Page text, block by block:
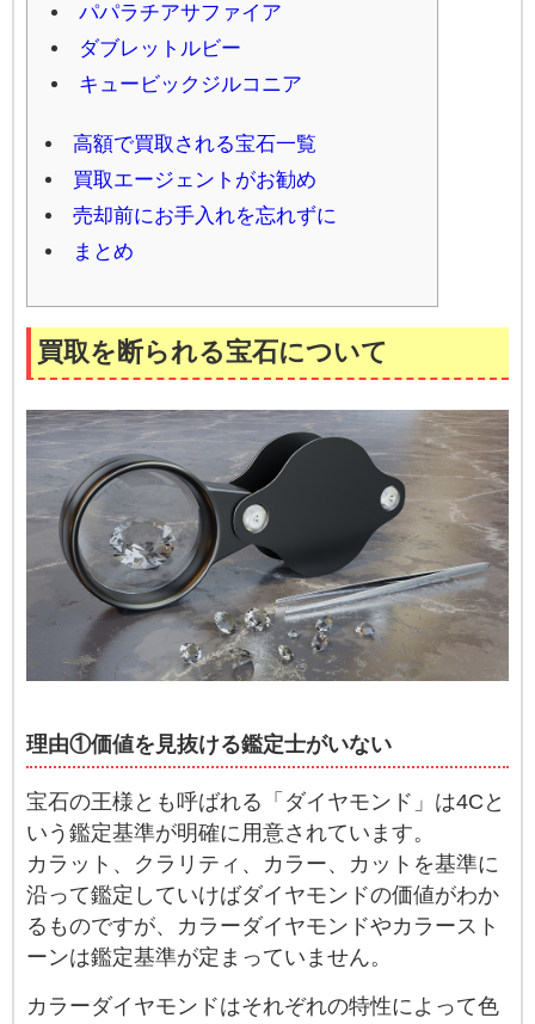
パパラチアサファイア
ダブレットルビー
キュービックジルコニア
高額で買取される宝石一覧
買取エージェントがお勧め
売却前にお手入れを忘れずに
まとめ
買取を断られる宝石について
理由①価値を見抜ける鑑定士がいない
宝石の王様とも呼ばれる「ダイヤモンド」は4Cと
いう鑑定基準が明確に用意されています。
カラット、クラリティ、カラー、カットを基準に
沿って鑑定していけばダイヤモンドの価値がわか
るものですが、カラーダイヤモンドやカラースト
ーンは鑑定基準が定まっていません。
カラーダイヤモンドはそれぞれの特性によって色